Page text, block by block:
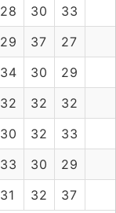
28 30
33
29 37
27
34 30
29
32 32
32
30 32
33
33 30
29
31 32 37